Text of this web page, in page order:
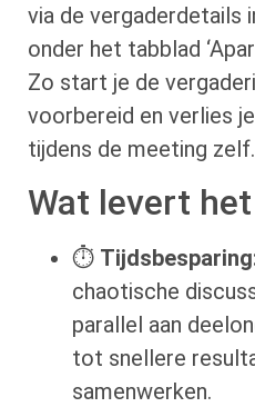
via de vergaderdetails
onder het tabblad
Zo start je de
voorbereid en verlies
tijdens de meeting zelf.
Wat levert
⏱️
chaotische
parallel aan
tot snellere
samenwerken.